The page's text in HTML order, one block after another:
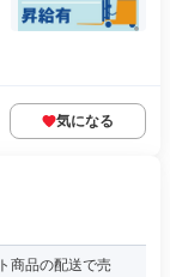
気になる
商品の配送で売